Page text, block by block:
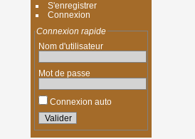
S'enregistrer
Connexion
Connexion rapide
Nom d'utilisateur
Mot de passe
Connexion auto